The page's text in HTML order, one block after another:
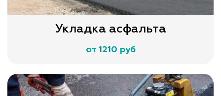
Укладка асфальта
от 1210 руб